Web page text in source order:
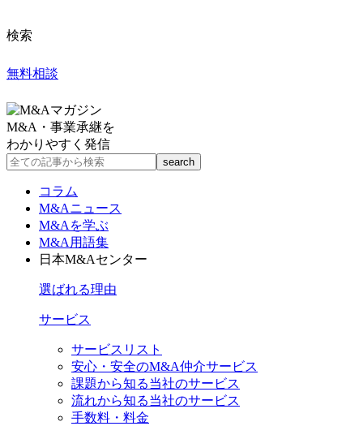
検索
無料相談
M&A・事業承継を
わかりやすく発信
コラム
M&Aニュース
M&Aを学ぶ
M&A用語集
日本M&Aセンター
選ばれる理由
サービス
サービスリスト
安心・安全のM&A仲介サービス
課題から知る当社のサービス
流れから知る当社のサービス
手数料・料金